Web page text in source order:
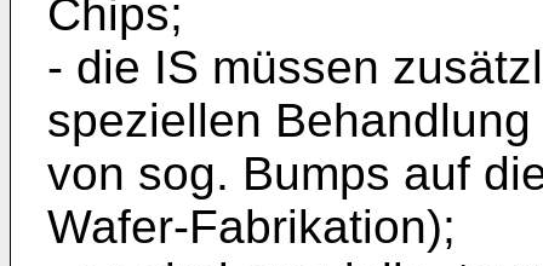
Chips;
- die IS müssen
speziellen
von sog. Bumps auf
Wafer-Fabrikation);